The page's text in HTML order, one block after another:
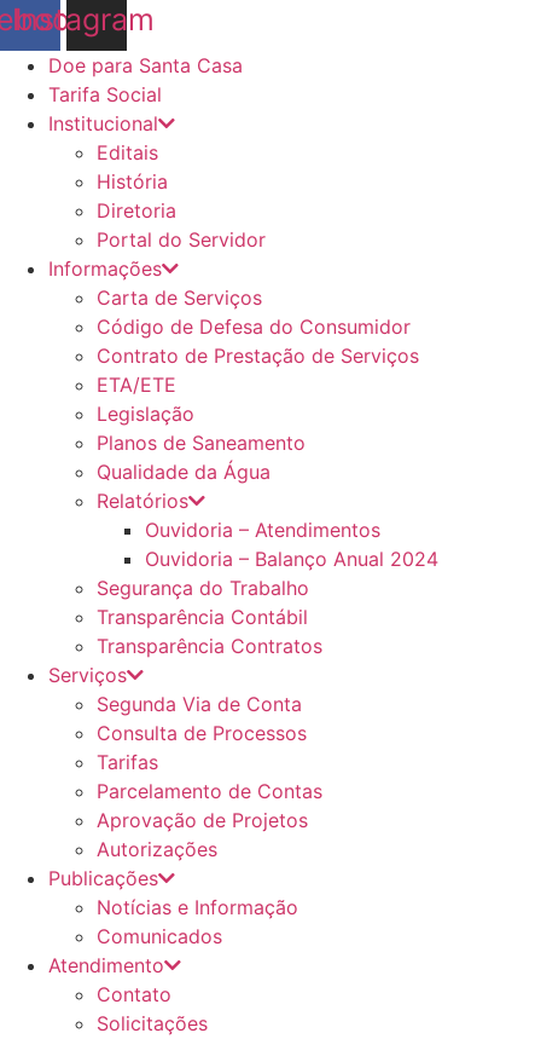
Instagram
Doe para Santa Casa
Tarifa Social
Institucional
Editais
História
Diretoria
Portal do Servidor
Informações
Carta de Serviços
Código de Defesa do Consumidor
Contrato de Prestação de Serviços
ETA/ETE
Legislação
Planos de Saneamento
Qualidade da Água
Relatórios
Ouvidoria – Atendimentos
Ouvidoria – Balanço Anual 2024
Segurança do Trabalho
Transparência Contábil
Transparência Contratos
Serviços
Segunda Via de Conta
Consulta de Processos
Tarifas
Parcelamento de Contas
Aprovação de Projetos
Autorizações
Publicações
Notícias e Informação
Comunicados
Atendimento
Contato
Solicitações